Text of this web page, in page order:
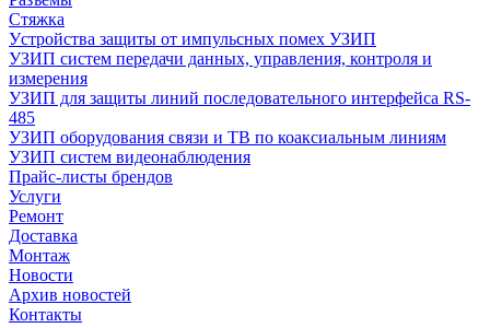
Стяжка
Уcтройства защиты от импульсных помех УЗИП
УЗИП систем передачи данных, управления, контроля и
измерения
УЗИП для защиты линий последовательного интерфейса RS-
485
УЗИП оборудования связи и ТВ по коаксиальным линиям
УЗИП систем видеонаблюдения
Прайс-листы брендов
Услуги
Ремонт
Доставка
Монтаж
Новости
Архив новостей
Контакты